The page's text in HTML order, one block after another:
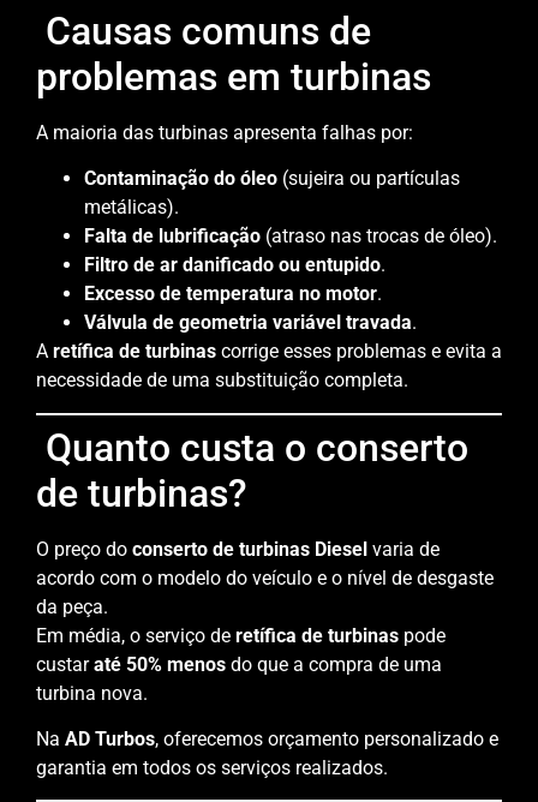
Causas comuns de
problemas em turbinas
A maioria das turbinas apresenta falhas por:
Contaminação do óleo (sujeira ou partículas
metálicas).
Falta de lubrificação (atraso nas trocas de óleo).
Filtro de ar danificado ou entupido.
Excesso de temperatura no motor.
Válvula de geometria variável travada.
A retífica de turbinas corrige esses problemas e evita a
necessidade de uma substituição completa.
Quanto custa o conserto
de turbinas?
O preço do conserto de turbinas Diesel varia de
acordo com o modelo do veículo e o nível de desgaste
da peça.
Em média, o serviço de retífica de turbinas pode
custaraté 50% menos do que a compra de uma
turbina nova.
Na AD Turbos, oferecemos orçamento personalizado e
garantia em todos os serviços realizados.